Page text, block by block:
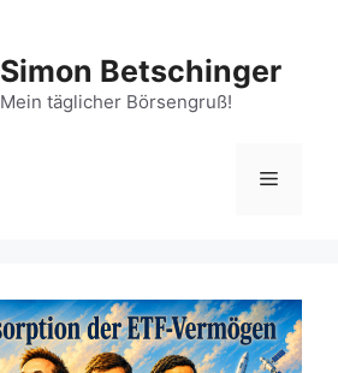
Simon Betschinger
Mein täglicher Börsengruß!
Menü